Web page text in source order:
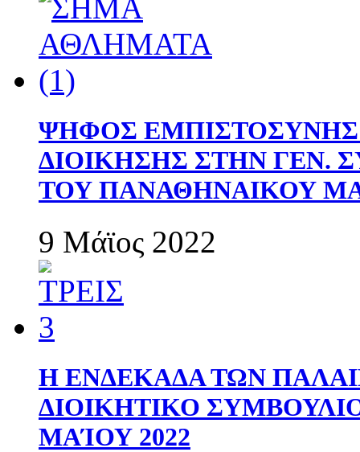
ΨΗΦΟΣ
ΔΙΟΙΚΗΣΗΣ ΣΤΗΝ ΓΕΝ.
ΤΟΥ ΠΑΝΑΘΗΝΑΙΚΟΥ
9 Μάϊος 2022
Η ΕΝΔΕΚΑΔΑ ΤΩΝ
ΔΙΟΙΚΗΤΙΚΟ
ΜΑΊΟΥ 2022